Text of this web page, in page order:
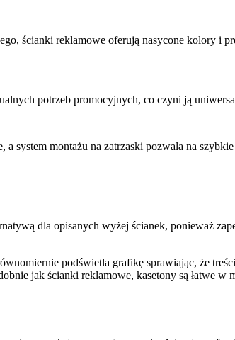
ścianki reklamowe oferują nasycone kolory i
potrzeb promocyjnych, co czyni ją
system montażu na zatrzaski pozwala na
dla opisanych wyżej ścianek, ponieważ
podświetla grafikę sprawiając, że
jak ścianki reklamowe, kasetony są łatwe w